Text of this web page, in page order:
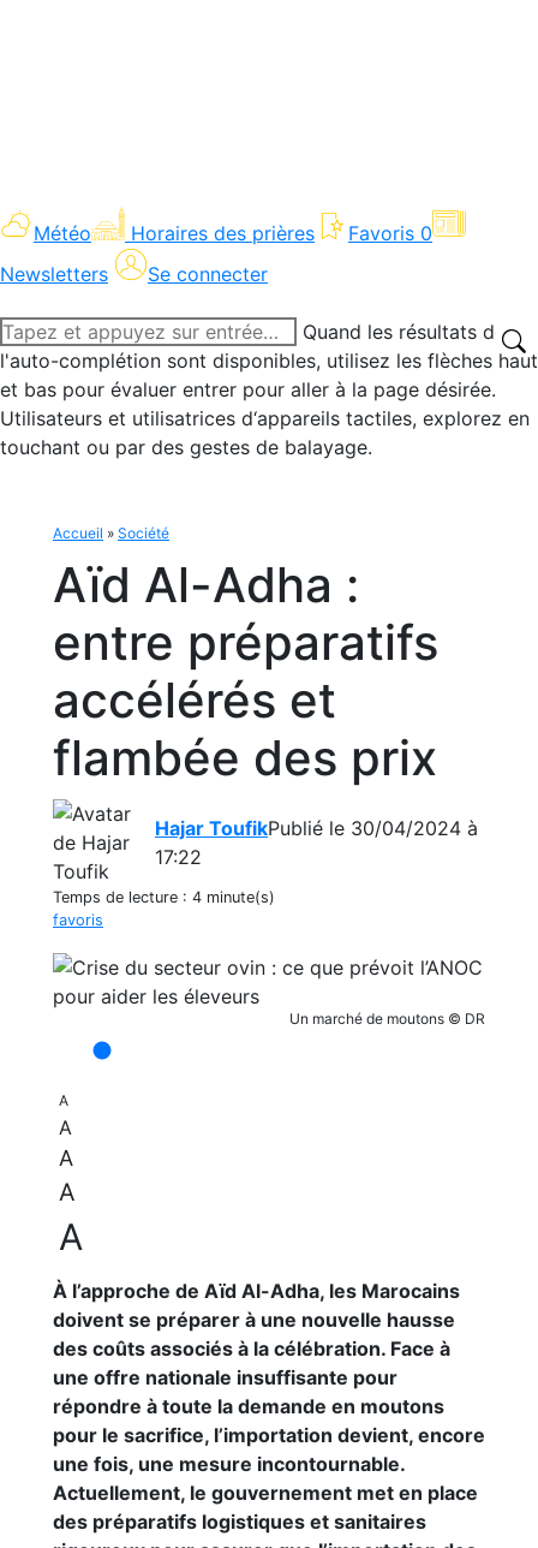
Météo Horaires des prières Favoris 0
Newsletters
Se connecter
Recherche
:
Quand les résultats de
l'auto-complétion sont disponibles, utilisez les flèches haut
et bas pour évaluer entrer pour aller à la page désirée.
Utilisateurs et utilisatrices d‘appareils tactiles, explorez en
touchant ou par des gestes de balayage.
Accueil » Société
Aïd Al-Adha :
entre préparatifs
accélérés et
flambée des prix
Hajar ToufikPublié le 30/04/2024 à
17:22
Temps de lecture : 4 minute(s)
favoris
Un marché de moutons © DR
A
A
A
A
A
À l’approche de Aïd Al-Adha, les Marocains
doivent se préparer à une nouvelle hausse
des coûts associés à la célébration. Face à
une offre nationale insuffisante pour
répondre à toute la demande en moutons
pour le sacrifice, l’importation devient, encore
une fois, une mesure incontournable.
Actuellement, le gouvernement met en place
des préparatifs logistiques et sanitaires